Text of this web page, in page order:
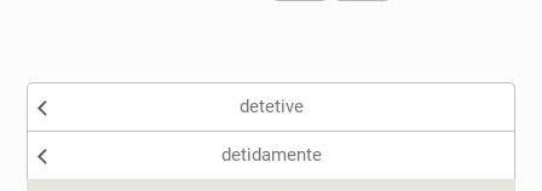
Nenhum dos sinônimos apresentados me ajudou
detetive
detidamente